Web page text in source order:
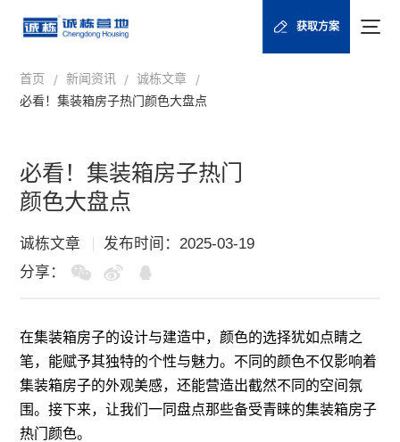
获取方案
首页 / 新闻资讯 / 诚栋文章 /
必看！集装箱房子热门颜色大盘点
必看！集装箱房子热门
颜色大盘点
诚栋文章
发布时间：2025-03-19
分享：
在集装箱房子的设计与建造中，颜色的选择犹如点睛之
笔，能赋予其独特的个性与魅力。不同的颜色不仅影响着
集装箱房子的外观美感，还能营造出截然不同的空间氛
围。接下来，让我们一同盘点那些备受青睐的集装箱房子
热门颜色。